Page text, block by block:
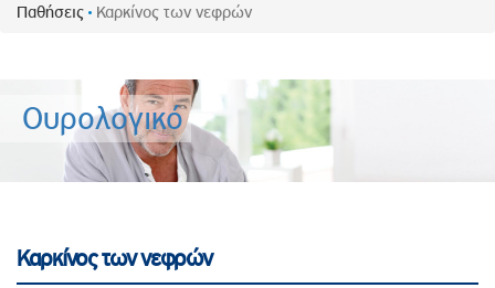
Παθήσεις Καρκίνος των νεφρών
Ουρολογικό
Καρκίνος των νεφρών